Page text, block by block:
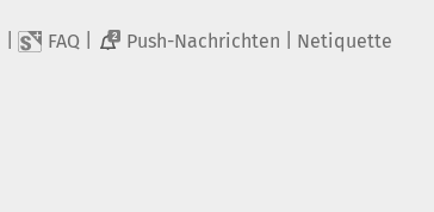
FAQ 2 Push-Nachrichten Netiquette